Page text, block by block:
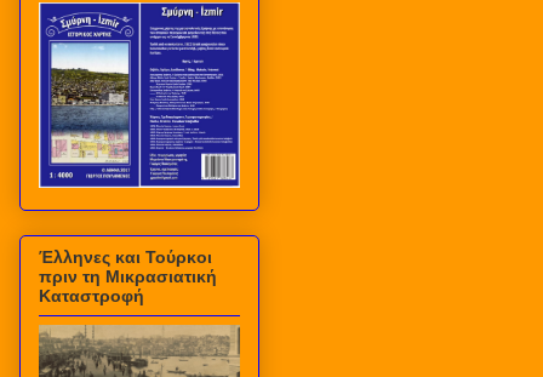
Έλληνες και Τούρκοι
πριν τη Μικρασιατική
Καταστροφή